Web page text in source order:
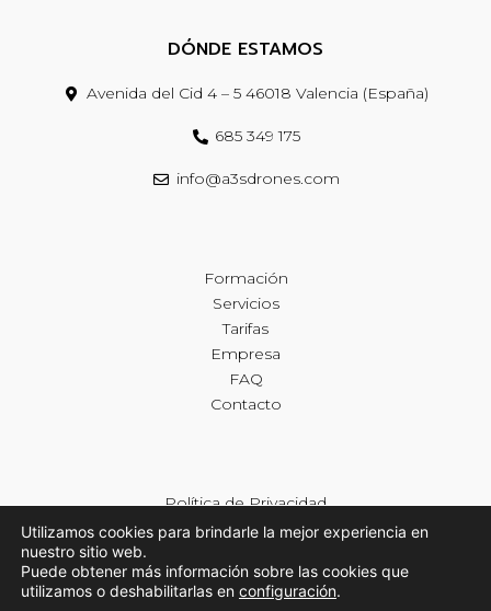
DÓNDE ESTAMOS
Avenida del Cid 4 – 5 46018 Valencia (España)
685 349 175
info@a3sdrones.com
Formación
Servicios
Tarifas
Empresa
FAQ
Contacto
Política de Privacidad
Política de Cookies
Declaración de Accesibilidad
Utilizamos cookies para brindarle la mejor experiencia en
nuestro sitio web.
Puede obtener más información sobre las cookies que
utilizamos o deshabilitarlas en configuración.